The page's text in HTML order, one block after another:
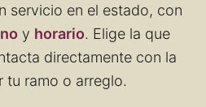
servicio en el estado, con
y horario. Elige la que
directamente con la
tu ramo o arreglo.